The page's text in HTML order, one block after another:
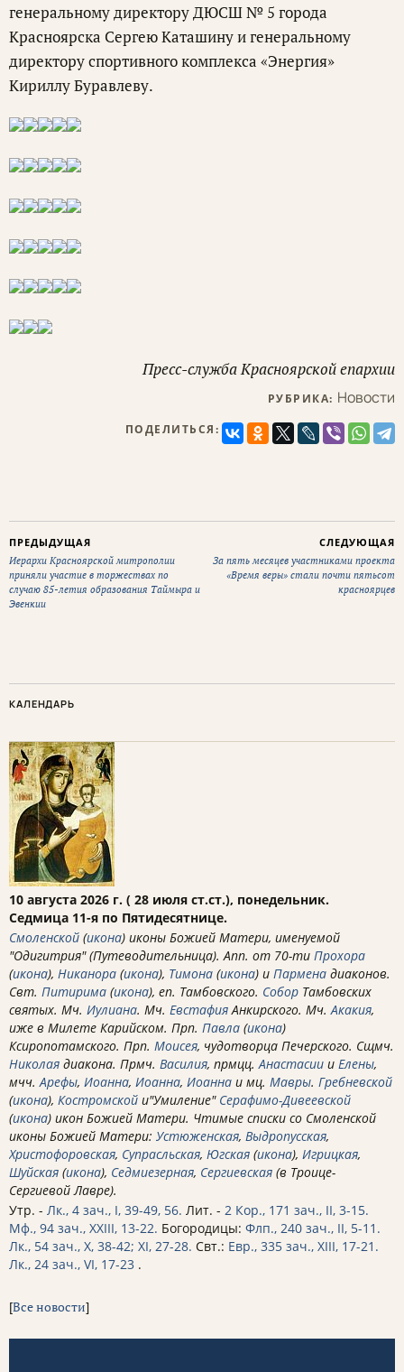
генеральному директору ДЮСШ № 5 города
Красноярска Сергею Каташину и генеральному
директору спортивного комплекса «Энергия»
Кириллу Буравлеву.
Пресс-служба Красноярской епархии
РУБРИКА: Новости
ПОДЕЛИТЬСЯ:
ПРЕДЫДУЩАЯ
Иерархи Красноярской митрополии
приняли участие в торжествах по
случаю 85-летия образования Таймыра и
Эвенкии
СЛЕДУЮЩАЯ
За пять месяцев участниками проекта
«Время веры» стали почти пятьсот
красноярцев
КАЛЕНДАРЬ
10 августа 2026 г. ( 28 июля ст.ст.), понедельник.
Седмица 11-я по Пятидесятнице.
Смоленской (икона) иконы Божией Матери, именуемой
"Одигитрия" (Путеводительница). Апп. от 70-ти Прохора
(икона), Никанора (икона), Тимона (икона) и Пармена диаконов.
Свт. Питирима (икона), еп. Тамбовского. Собор Тамбовских
святых. Мч. Иулиана. Мч. ЕвстафияАнкирского. Мч.Акакия,
иже в Милете Карийском. Прп. Павла (икона)
Ксиропотамского. Прп. Моисея, чудотворца Печерского. Сщмч.
Николая диакона. Прмч. Василия, прмцц.Анастасии и Елены,
мчч.Арефы, Иоанна, Иоанна, Иоанна и мц. Мавры. Гребневской
(икона), Костромской и"Умиление" Серафимо-Дивеевской
(икона) икон Божией Матери. Чтимые списки со Смоленской
иконы Божией Матери: Устюженская, Выдропусская,
Христофоровская, Супрасльская, Югская (икона), Игрицкая,
Шуйская (икона), Седмиезерная, Сергиевская (в Троице-
Сергиевой Лавре).
Утр. - Лк., 4 зач., I, 39-49, 56. Лит. - 2 Кор., 171 зач., II, 3-15.
Мф., 94 зач., XXIII, 13-22. Богородицы: Флп., 240 зач., II, 5-11.
Лк., 54 зач., X, 38-42; XI, 27-28. Свт.: Евр., 335 зач., XIII, 17-21.
Лк., 24 зач., VI, 17-23 .
[Все новости]